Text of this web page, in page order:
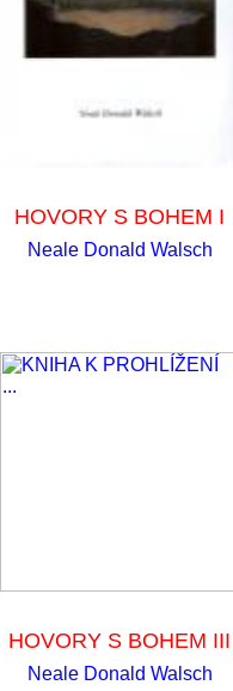
HOVORY S BOHEM I
Neale Donald Walsch
HOVORY S BOHEM III
Neale Donald Walsch